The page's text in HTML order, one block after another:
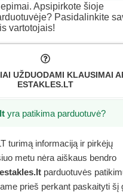
Apsipirkote šioje
Pasidalinkite
vartotojais!
UŽDUODAMI KLAUSIMAI
ESTAKLES.LT
yra patikima parduotuvė?
turimą informaciją ir pirkėjų
metu nėra aiškaus bendro
estakles.lt parduotuvės
prieš perkant paskaityti šį